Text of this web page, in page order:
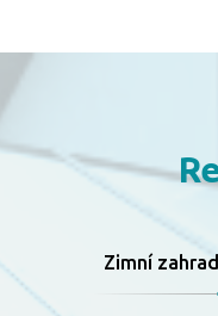
Zimní